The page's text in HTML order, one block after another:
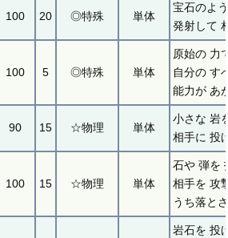
100 20 ◎特殊 単体
宝石のよ
発射して
100 5 ◎特殊 単体
原始の 力
自分の す
能力が あ
90 15 ☆物理 単体
小さな 岩
相手に 投
100 15 ☆物理 単体
石や 弾を
相手を 攻
うち落と
岩石を 投